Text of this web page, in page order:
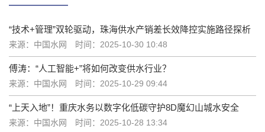
“技术+管理”双轮驱动，珠海供水产销差长效降控实施路径探析
来源：中国水网 时间：2025-10-30 10:48
傅涛：“人工智能+”将如何改变供水行业？
来源：中国水网 时间：2025-10-29 09:44
“上天入地”！重庆水务以数字化低碳守护8D魔幻山城水安全
来源：中国水网 时间：2025-10-28 13:34